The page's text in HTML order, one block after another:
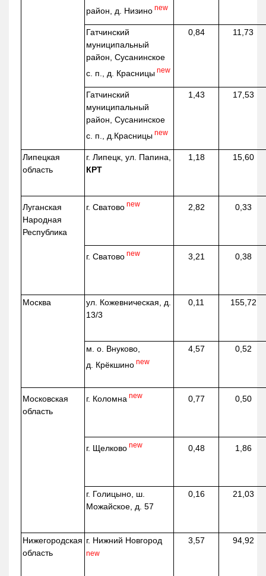
район, д. Низино new
Гатчинский
муниципальный
район, Сусанинское
с. п., д. Красницы new
0,84 11,73
Гатчинский
муниципальный
район, Сусанинское
с. п., д.Красницы new
1,43 17,53
Липецкая
область
г. Липецк, ул. Папина,
КРТ
1,18 15,60
Луганская
Народная
Республика
г. Сватово new 2,82 0,33
г. Сватово new 3,21 0,38
Москва ул. Кожевническая, д.
13/3
0,11 155,72
м. о. Внуково,
д. Крёкшино new
4,57 0,52
Московская
область
г. Коломна new 0,77 0,50
г. Щелково new 0,48 1,86
г. Голицыно, ш.
Можайское, д. 57
0,16 21,03
Нижегородская
область
г. Нижний Новгород
new
3,57 94,92